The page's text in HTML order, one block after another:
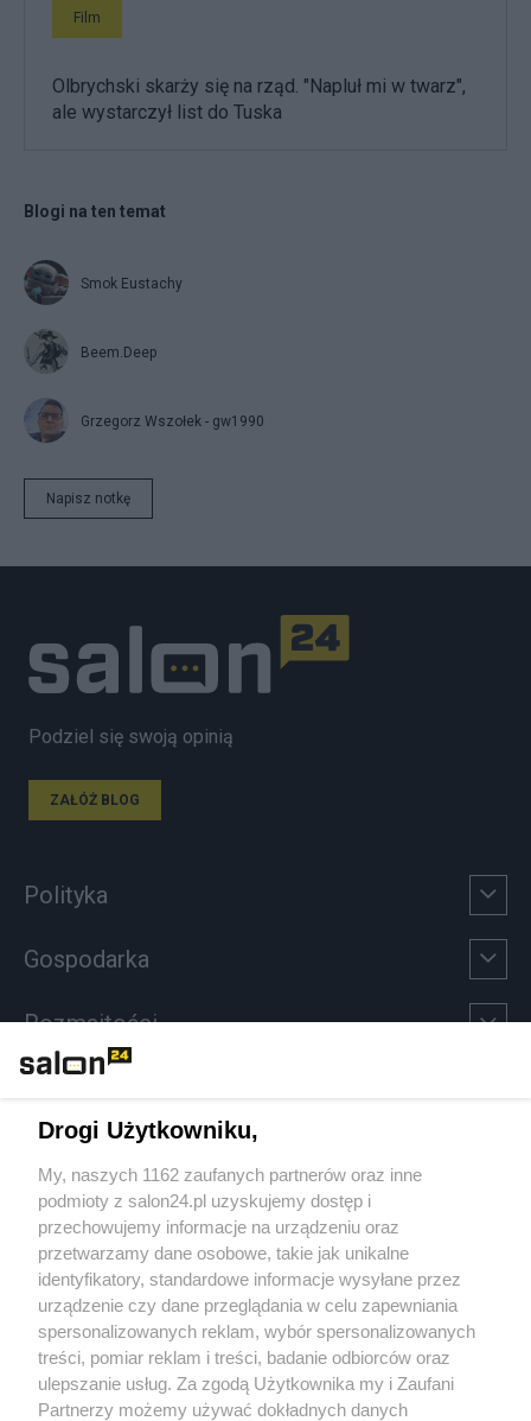
Film
Olbrychski skarży się na rząd. "Napluł mi w twarz",
ale wystarczył list do Tuska
Blogi na ten temat
Smok Eustachy
Beem.Deep
Grzegorz Wszołek - gw1990
Napisz notkę
Podziel się swoją opinią
ZAŁÓŻ BLOG
Polityka
Gospodarka
Rozmaitości
Sport
Społeczeństwo
Kultura
X Facebook Instagram Youtube
Drogi Użytkowniku,
My, naszych 1162 zaufanych partnerów oraz inne
podmioty z salon24.pl uzyskujemy dostęp i
przechowujemy informacje na urządzeniu oraz
przetwarzamy dane osobowe, takie jak unikalne
identyfikatory, standardowe informacje wysyłane przez
urządzenie czy dane przeglądania w celu zapewniania
spersonalizowanych reklam, wybór spersonalizowanych
treści, pomiar reklam i treści, badanie odbiorców oraz
ulepszanie usług. Za zgodą Użytkownika my i Zaufani
Partnerzy możemy używać dokładnych danych